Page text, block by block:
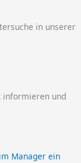
in unserer
informieren und
Manager ein